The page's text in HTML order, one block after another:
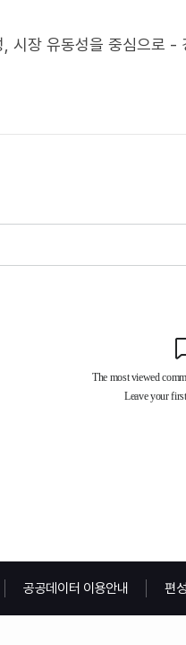
시장 유동성을 중심으로 -
공공데이터 이용안내 편